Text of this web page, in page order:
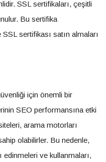
SSL sertifikaları, çeşitli
Bu sertifika
sertifikası satın almaları
için önemli bir
SEO performansına etki
arama motorları
olabilirler. Bu nedenle,
ve kullanmaları,